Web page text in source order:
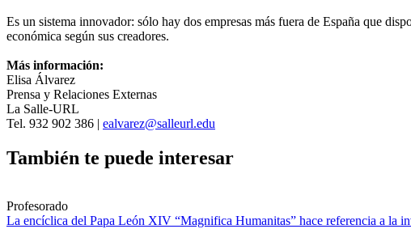
Es un sistema innovador: sólo hay dos empresas más fuera de España que
económica según sus creadores.
Más información:
Elisa Álvarez
Prensa y Relaciones Externas
La Salle-URL
Tel. 932 902 386 | ealvarez@salleurl.edu
También te puede interesar
Profesorado
La encíclica del Papa León XIV “Magnifica Humanitas” hace referencia a la